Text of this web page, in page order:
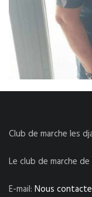
Club de marche les
Le club de marche
E-mail: Nous